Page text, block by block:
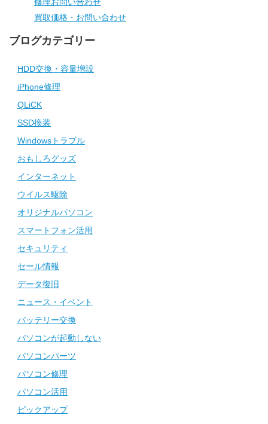
修理お問い合わせ
買取価格・お問い合わせ
ブログカテゴリー
HDD交換・容量増設
iPhone修理
QLiCK
SSD換装
Windowsトラブル
おもしろグッズ
インターネット
ウイルス駆除
オリジナルパソコン
スマートフォン活用
セキュリティ
セール情報
データ復旧
ニュース・イベント
バッテリー交換
パソコンが起動しない
パソコンパーツ
パソコン修理
パソコン活用
ピックアップ